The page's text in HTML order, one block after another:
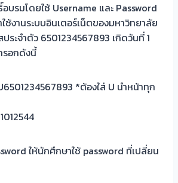
ดยใช้ Username และ Password
ช้งานระบบอินเตอร์เน็ตของมหาวิทยาลัย
ระจำตัว 6501234567893 เกิดวันที่ 1
รอกดังนี้
*ต้องใส่ U นำหน้าทุก
ให้นักศึกษาใช้ password ที่เปลี่ยน